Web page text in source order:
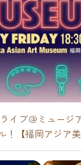
ライブ＠ミュージ
【福岡アジア美